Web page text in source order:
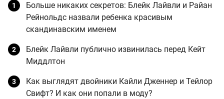
Больше никаких секретов: Блейк Лайвли и Райан
Рейнольдс назвали ребенка красивым
скандинавским именем
Блейк Лайвли публично извинилась перед Кейт
Миддлтон
Как выглядят двойники Кайли Дженнер и Тейлор
Свифт? И как они попали в моду?